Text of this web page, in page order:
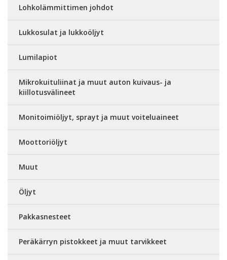
Lohkolämmittimen johdot
Lukkosulat ja lukkoöljyt
Lumilapiot
Mikrokuituliinat ja muut auton kuivaus- ja
kiillotusvälineet
Monitoimiöljyt, sprayt ja muut voiteluaineet
Moottoriöljyt
Muut
Öljyt
Pakkasnesteet
Peräkärryn pistokkeet ja muut tarvikkeet